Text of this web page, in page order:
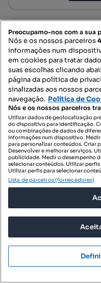
4511,28
T2 93.1 m²
Preocupamo-nos com a sua
Nós e os nossos parceiros
informações num
em cookies para tratar
suas escolhas clicando
página da política de
sinalizadas aos nossos
navegação. Política de
Nós e os nossos parceiros
Utilizar dados de geolocalização
do dispositivo para identificação.
ou combinações de dados de
informações num dispositivo.
para personalizar conteúdos. Criar
Desenvolver e melhorar serviços.
publicidade. Medir o desempenho
selecionar conteúdos. Utilizar
Utilizar perfis para selecionar
Lista de parceiros (fornecedores)